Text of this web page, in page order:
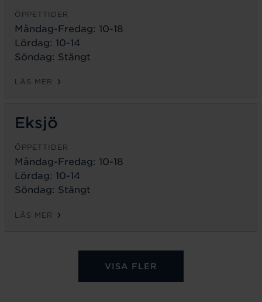
ÖPPETTIDER
Måndag-Fredag: 10-18
Lördag: 10-14
Söndag: Stängt
LÄS MER
Eksjö
ÖPPETTIDER
Måndag-Fredag: 10-18
Lördag: 10-14
Söndag: Stängt
LÄS MER
VISA FLER